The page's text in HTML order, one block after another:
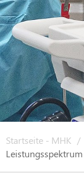
Startseite - MHK
Leistungsspektrum